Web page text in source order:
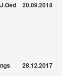
20.09.2018
28.12.2017